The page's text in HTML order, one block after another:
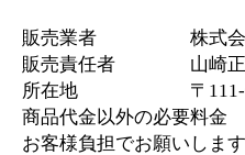
販売業者 株式会社
販売責任者 山崎正
所在地 〒111-0036
商品代金以外の必要料金
お客様負担でお願いします